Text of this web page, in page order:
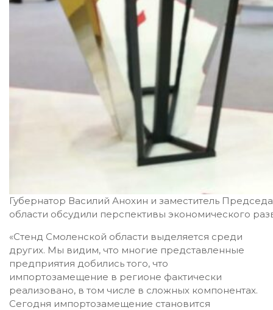
Губернатор Василий Анохин и заместитель
области обсудили перспективы экономического
«Стенд Смоленской области выделяется среди
других. Мы видим, что многие представленные
предприятия добились того, что
импортозамещение в регионе фактически
реализовано, в том числе в сложных компонентах.
Сегодня импортозамещение становится